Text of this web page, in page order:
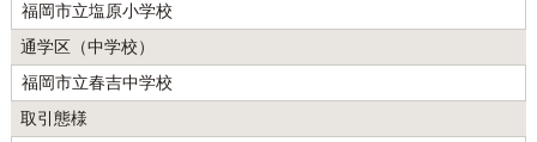
福岡市立塩原小学校
通学区（中学校）
福岡市立春吉中学校
取引態様